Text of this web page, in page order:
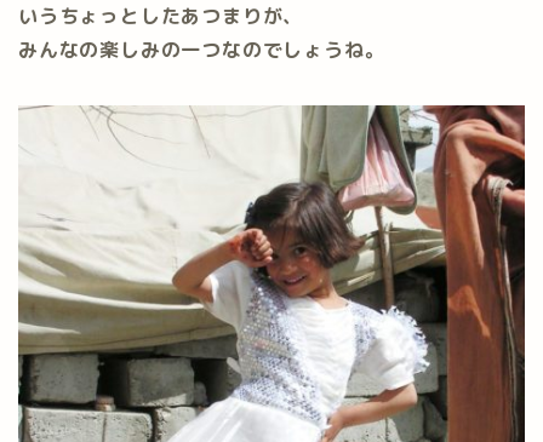
いうちょっとしたあつまりが、
みんなの楽しみの一つなのでしょうね。